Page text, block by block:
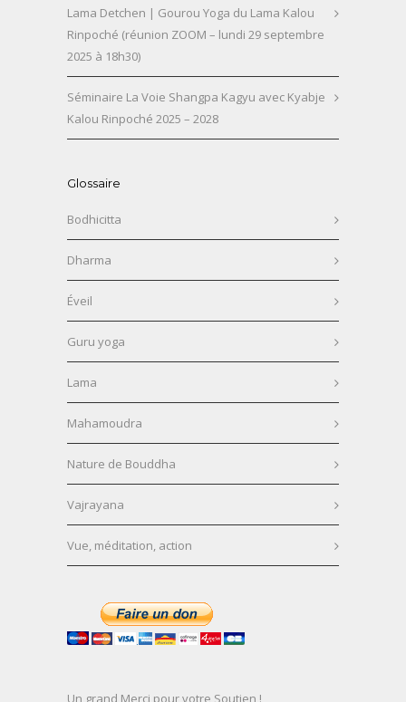
Lama Detchen | Gourou Yoga du Lama Kalou
Rinpoché (réunion ZOOM – lundi 29 septembre
2025 à 18h30)
Séminaire La Voie Shangpa Kagyu avec Kyabje
Kalou Rinpoché 2025 – 2028
Glossaire
Bodhicitta
Dharma
Éveil
Guru yoga
Lama
Mahamoudra
Nature de Bouddha
Vajrayana
Vue, méditation, action
Un grand Merci pour votre Soutien !